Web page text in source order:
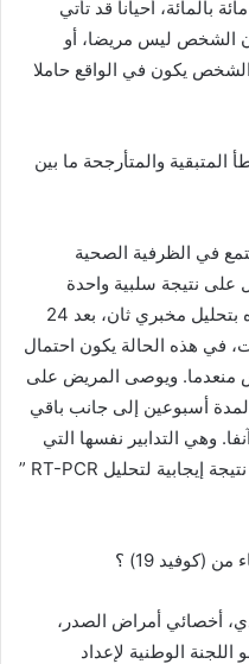
بالمائة، أحيانا قد تأتي
أن الشخص ليس مريضا، أو
يكون في الواقع حاملا
والمتأرجحة ما بين
في الظرفية الصحية
على نتيجة سلبية واحدة
لتحليل ” RT-PCR “، بل يجري تعزيزه بتحليل مخبري ثان، بعد 24
في هذه الحالة يكون احتمال
ويوصى المريض على
لمدة أسبوعين إلى جانب باقي
وهي التدابير نفسها التي
يخضع لها المريض عند الحصول على نتيجة إيجابية لتحليل RT-PCR ”
(كوفيد 19) ؟
أخصائي أمراض الصدر،
الوطنية لإعداد